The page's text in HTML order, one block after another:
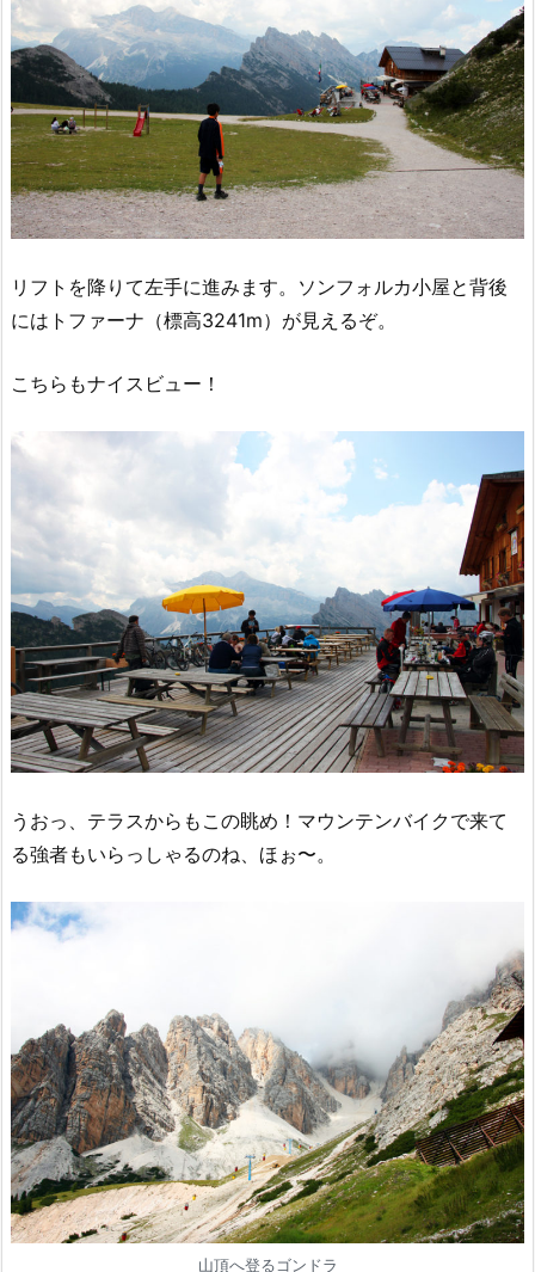
リフトを降りて左手に進みます。ソンフォルカ小屋と背後
にはトファーナ（標高3241m）が見えるぞ。
こちらもナイスビュー！
うおっ、テラスからもこの眺め！マウンテンバイクで来て
る強者もいらっしゃるのね、ほぉ〜。
山頂へ登るゴンドラ